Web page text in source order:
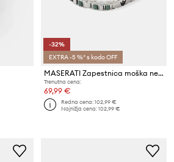
-32%
EXTRA -5 %* s kodo OFF
MASERATI Zapestnica moška nerjaveče jeklo CERAMIC
Trenutna cena:
69,99 €
Redna cena:102,99 €
Najnižja cena:102,99 €